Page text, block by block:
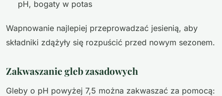
pH, bogaty w potas
Wapnowanie najlepiej przeprowadzać jesienią, aby
składniki zdążyły się rozpuścić przed nowym sezonem.
Zakwaszanie gleb zasadowych
Gleby o pH powyżej 7,5 można zakwaszać za pomocą: